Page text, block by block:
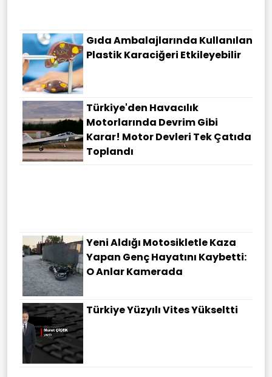
Gıda Ambalajlarında Kullanılan
Plastik Karaciğeri Etkileyebilir
Türkiye'den Havacılık
Motorlarında Devrim Gibi
Karar! Motor Devleri Tek Çatıda
Toplandı
Yeni Aldığı Motosikletle Kaza
Yapan Genç Hayatını Kaybetti:
O Anlar Kamerada
Türkiye Yüzyılı Vites Yükseltti